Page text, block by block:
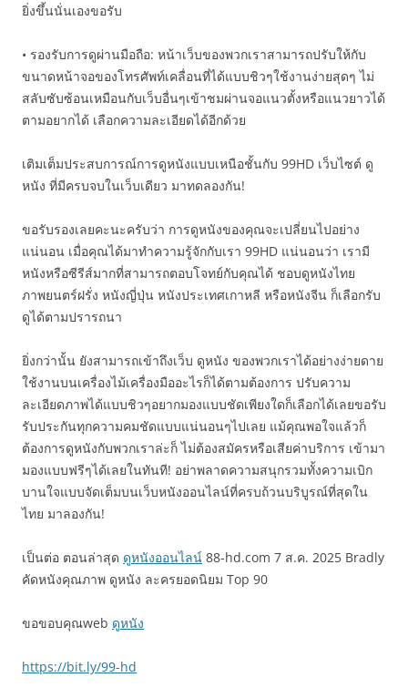
ยิ่งขึ้นนั่นเองขอรับ
• รองรับการดูผ่านมือถือ: หน้าเว็บของพวกเราสามารถปรับให้กับ
ขนาดหน้าจอของโทรศัพท์เคลื่อนที่ได้แบบชิวๆใช้งานง่ายสุดๆ ไม่
สลับซับซ้อนเหมือนกับเว็บอื่นๆเข้าชมผ่านจอแนวตั้งหรือแนวยาวได้
ตามอยากได้ เลือกความละเอียดได้อีกด้วย
เติมเต็มประสบการณ์การดูหนังแบบเหนือชั้นกับ 99HD เว็บไซต์ ดู
หนัง ที่มีครบจบในเว็บเดียว มาทดลองกัน!
ขอรับรองเลยคะนะครับว่า การดูหนังของคุณจะเปลี่ยนไปอย่าง
แน่นอน เมื่อคุณได้มาทำความรู้จักกับเรา 99HD แน่นอนว่า เรามี
หนังหรือซีรีส์มากที่สามารถตอบโจทย์กับคุณได้ ชอบดูหนังไทย
ภาพยนตร์ฝรั่ง หนังญี่ปุ่น หนังประเทศเกาหลี หรือหนังจีน ก็เลือกรับ
ดูได้ตามปรารถนา
ยิ่งกว่านั้น ยังสามารถเข้าถึงเว็บ ดูหนัง ของพวกเราได้อย่างง่ายดาย
ใช้งานบนเครื่องไม้เครื่องมืออะไรก็ได้ตามต้องการ ปรับความ
ละเอียดภาพได้แบบชิวๆอยากมองแบบชัดเพียงใดก็เลือกได้เลยขอรับ
รับประกันทุกความคมชัดแบบแน่นอนๆไปเลย แม้คุณพอใจแล้วก็
ต้องการดูหนังกับพวกเราล่ะก็ ไม่ต้องสมัครหรือเสียค่าบริการ เข้ามา
มองแบบฟรีๆได้เลยในทันที! อย่าพลาดความสนุกรวมทั้งความเบิก
บานใจแบบจัดเต็มบนเว็บหนังออนไลน์ที่ครบถ้วนบริบูรณ์ที่สุดใน
ไทย มาลองกัน!
เป็นต่อ ตอนล่าสุด ดูหนังออนไลน์ 88-hd.com 7 ส.ค. 2025 Bradly
คัดหนังคุณภาพ ดูหนัง ละครยอดนิยม Top 90
ขอขอบคุณweb ดูหนัง
https://bit.ly/99-hd